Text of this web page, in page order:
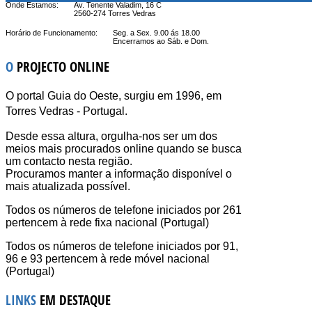
Onde Estamos:
Av. Tenente Valadim, 16 C
2560-274 Torres Vedras
Horário de Funcionamento:
Seg. a Sex. 9.00 ás 18.00
Encerramos ao Sáb. e Dom.
O PROJECTO ONLINE
O portal Guia do Oeste, surgiu em 1996, em
Torres Vedras - Portugal.
Desde essa altura, orgulha-nos ser um dos
meios mais procurados online quando se busca
um contacto nesta região.
Procuramos manter a informação disponível o
mais atualizada possível.
Todos os números de telefone iniciados por 261
pertencem à rede fixa nacional (Portugal)
Todos os números de telefone iniciados por 91,
96 e 93 pertencem à rede móvel nacional
(Portugal)
LINKS EM DESTAQUE